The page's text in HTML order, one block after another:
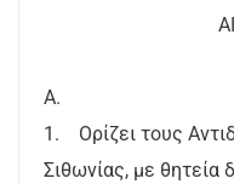
Α.
1. Ορίζει τους
Σιθωνίας, με θητεία